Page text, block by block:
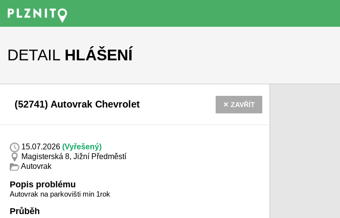
DETAIL HLÁŠENÍ
(52741) Autovrak Chevrolet ✕ ZAVŘÍT
15.07.2026 (Vyřešený)
Magisterská 8, Jižní Předměstí
Autovrak
Popis problému
Autovrak na parkovišti min 1rok
Průběh